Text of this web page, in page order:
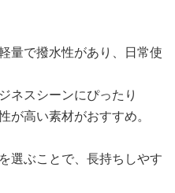
量で撥水性があり、日常使
ネスシーンにぴったり
が高い素材がおすすめ。
選ぶことで、長持ちしやす